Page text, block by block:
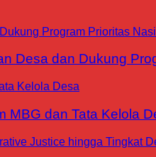
Desa dan Dukung
MBG dan Tata Kelola